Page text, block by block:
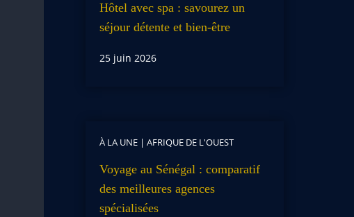
Hôtel avec spa : savourez un
séjour détente et bien-être
25 juin 2026
À LA UNE| AFRIQUE DE L'OUEST
Voyage au Sénégal : comparatif
des meilleures agences
spécialisées